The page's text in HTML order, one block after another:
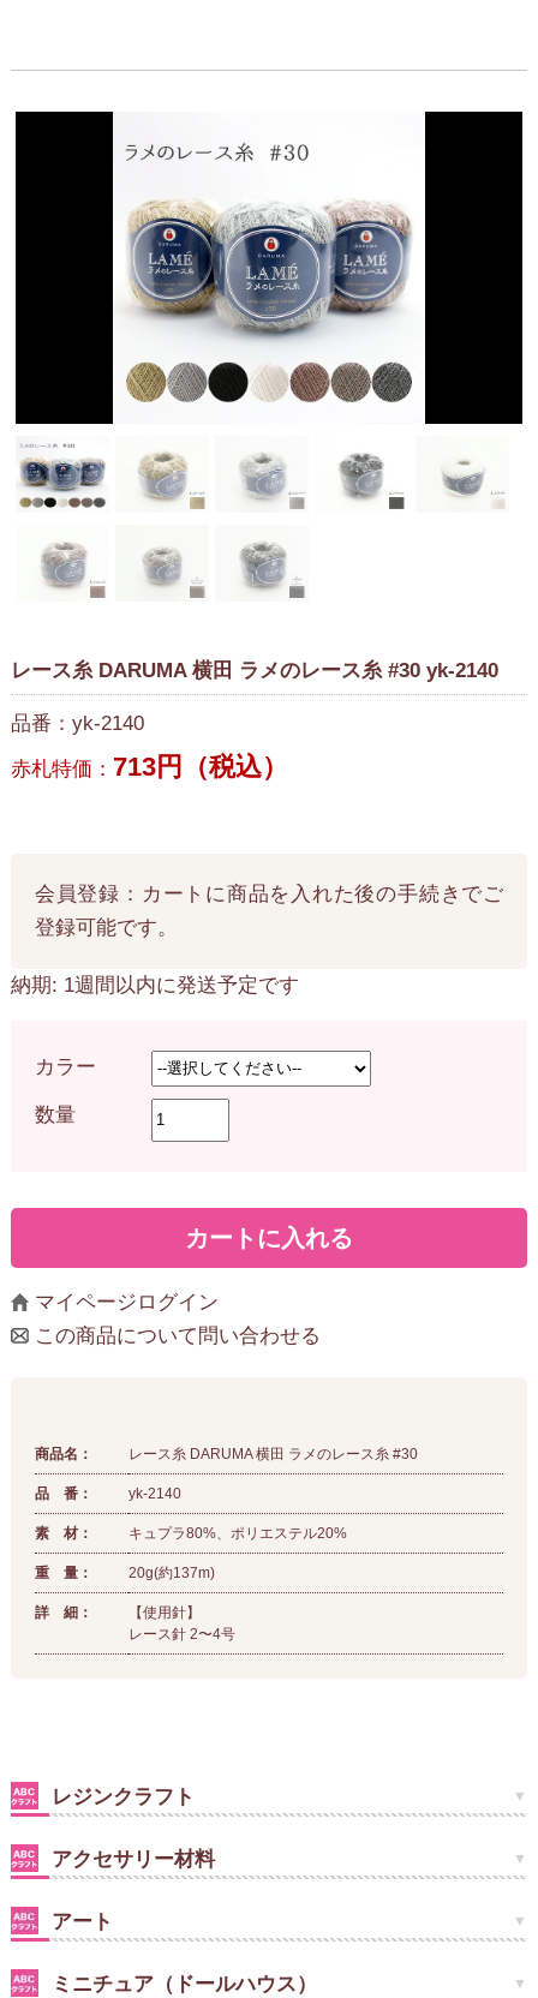
レース糸 DARUMA 横田 ラメのレース糸 #30 yk-2140
品番：yk-2140
赤札特価： 713円（税込）
会員登録：カートに商品を入れた後の手続きでご
登録可能です。
納期: 1週間以内に発送予定です
カラー
数量
マイページログイン
この商品について問い合わせる
商品名： レース糸 DARUMA 横田 ラメのレース糸 #30
品 番： yk-2140
素 材： キュプラ80%、ポリエステル20%
重 量： 20g(約137m)
詳 細：
【使用針】
レース針 2〜4号
レジンクラフト
アクセサリー材料
アート
ミニチュア（ドールハウス）